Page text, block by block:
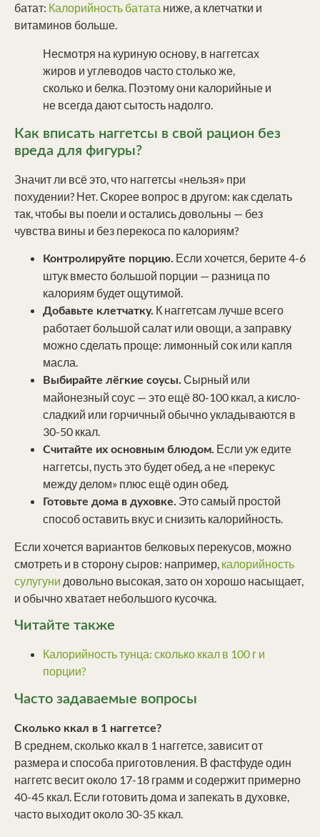
батат: Калорийность батата ниже, а клетчатки и
витаминов больше.
Несмотря на куриную основу, в наггетсах
жиров и углеводов часто столько же,
сколько и белка. Поэтому они калорийные и
не всегда дают сытость надолго.
Как вписать наггетсы в свой рацион без
вреда для фигуры?
Значит ли всё это, что наггетсы «нельзя» при
похудении? Нет. Скорее вопрос в другом: как сделать
так, чтобы вы поели и остались довольны — без
чувства вины и без перекоса по калориям?
Контролируйте порцию. Если хочется, берите 4-6
штук вместо большой порции — разница по
калориям будет ощутимой.
Добавьте клетчатку. К наггетсам лучше всего
работает большой салат или овощи, а заправку
можно сделать проще: лимонный сок или капля
масла.
Выбирайте лёгкие соусы. Сырный или
майонезный соус — это ещё 80-100 ккал, а кисло-
сладкий или горчичный обычно укладываются в
30-50 ккал.
Считайте их основным блюдом. Если уж едите
наггетсы, пусть это будет обед, а не «перекус
между делом» плюс ещё один обед.
Готовьте дома в духовке. Это самый простой
способ оставить вкус и снизить калорийность.
Если хочется вариантов белковых перекусов, можно
смотреть и в сторону сыров: например, калорийность
сулугуни довольно высокая, зато он хорошо насыщает,
и обычно хватает небольшого кусочка.
Читайте также
Калорийность тунца: сколько ккал в 100 г и
порции?
Часто задаваемые вопросы
Сколько ккал в 1 наггетсе?
В среднем, сколько ккал в 1 наггетсе, зависит от
размера и способа приготовления. В фастфуде один
наггетс весит около 17-18 грамм и содержит примерно
40-45 ккал. Если готовить дома и запекать в духовке,
часто выходит около 30-35 ккал.